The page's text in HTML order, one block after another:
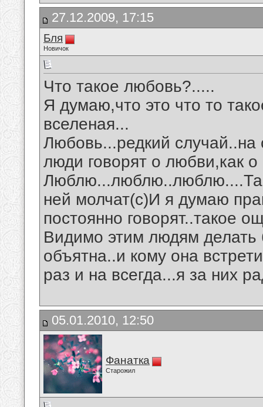
27.12.2009, 17:15
Бля
Новичок
Что такое любовь?.....
Я думаю,что это что то
вселеная...
Любовь...редкий случай..на
люди говорят о любви,как
ней молчат(с)И я думаю
постоянно говорят..такое
Видимо этим людям
объятна..и кому она
раз и на всегда...я за них
05.01.2010, 12:50
Фанатка
Старожил